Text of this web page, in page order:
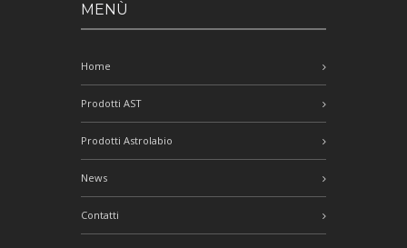
MENÙ
Home
Prodotti AST
Prodotti Astrolabio
News
Contatti